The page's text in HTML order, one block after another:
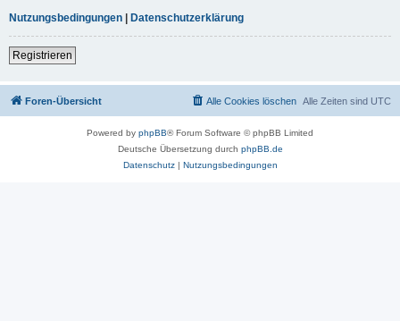
Nutzungsbedingungen | Datenschutzerklärung
Registrieren
Foren-Übersicht Alle Zeiten sind UTC
Alle Cookies löschen
Powered by phpBB® Forum Software © phpBB Limited
Deutsche Übersetzung durch phpBB.de
Datenschutz| Nutzungsbedingungen